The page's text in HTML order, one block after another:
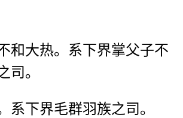
和大热。系下界掌父子不
司。
系下界毛群羽族之司。